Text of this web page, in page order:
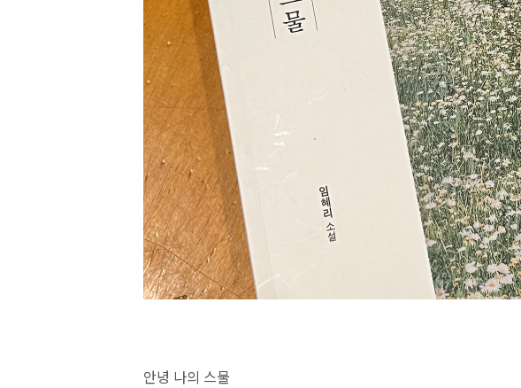
안녕 나의 스물